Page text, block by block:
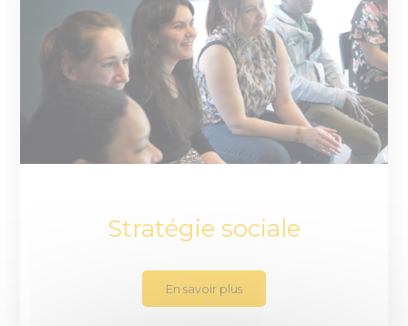
Stratégie sociale
En savoir plus